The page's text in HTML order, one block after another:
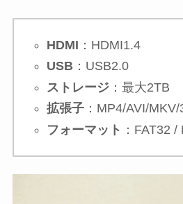
HDMI ：HDMI1.4
USB ：USB2.0
ストレージ：最大2TB
拡張子：MP4/AVI/
フォーマット ：FAT32 /